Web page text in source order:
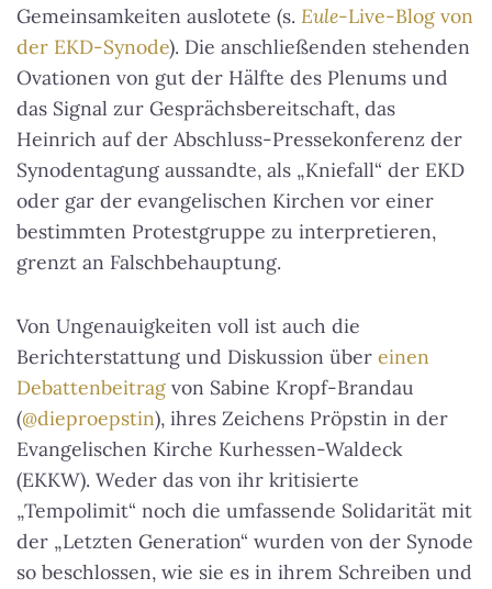
Gemeinsamkeiten auslotete (s. Eule-Live-Blog von
der EKD-Synode). Die anschließenden stehenden
Ovationen von gut der Hälfte des Plenums und
das Signal zur Gesprächsbereitschaft, das
Heinrich auf der Abschluss-Pressekonferenz der
Synodentagung aussandte, als „Kniefall“ der EKD
oder gar der evangelischen Kirchen vor einer
bestimmten Protestgruppe zu interpretieren,
grenzt an Falschbehauptung.
Von Ungenauigkeiten voll ist auch die
Berichterstattung und Diskussion über einen
Debattenbeitrag von Sabine Kropf-Brandau
(@dieproepstin), ihres Zeichens Pröpstin in der
Evangelischen Kirche Kurhessen-Waldeck
(EKKW). Weder das von ihr kritisierte
„Tempolimit“ noch die umfassende Solidarität mit
der „Letzten Generation“ wurden von der Synode
so beschlossen, wie sie es in ihrem Schreiben und